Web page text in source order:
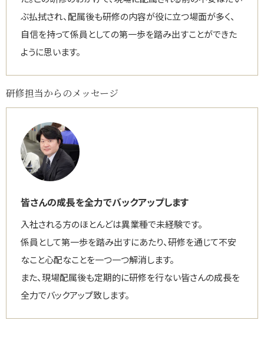
ぶ払拭され、配属後も研修の内容が役に立つ場面が多く、
自信を持って係員としての第一歩を踏み出すことができた
ように思います。
研修担当からのメッセージ
皆さんの成長を全力でバックアップします
入社される方のほとんどは異業種で未経験です。
係員として第一歩を踏み出すにあたり、研修を通じて不安
なこと心配なことを一つ一つ解消します。
また、現場配属後も定期的に研修を行ない皆さんの成長を
全力でバックアップ致します。